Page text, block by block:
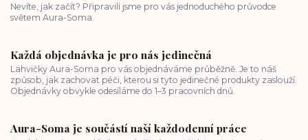
Nevíte, jak začít? Připravili jsme pro vás jednoduchého průvodce
světem Aura-Soma.
Každá objednávka je pro nás jedinečná
Lahvičky Aura-Soma pro vás objednáváme průběžně. Je to náš
způsob, jak zachovat péči, kterou si tyto jedinečné produkty zaslouží.
Objednávky obvykle odesíláme do 1–3 pracovních dnů.
Aura-Soma je součástí naší každodenní práce